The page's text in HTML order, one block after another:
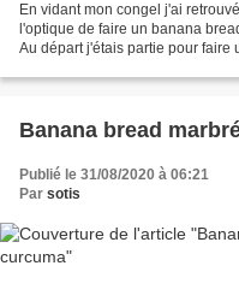
En vidant mon congel j'ai
l'optique de faire un banana
Au départ j'étais partie pour faire
Banana bread
Publié le 31/08/2020 à 06:21
Par sotis